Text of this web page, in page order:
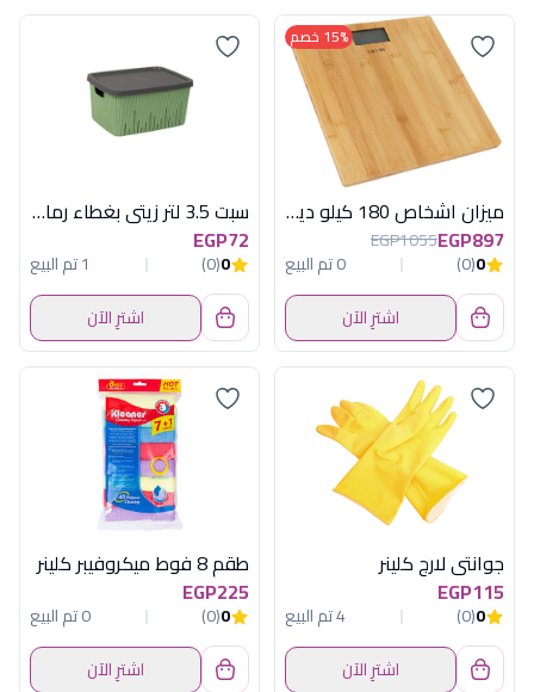
15% خصم
ميزان اشخاص 180 كيلو ديجيتال خشب
EGP897
EGP1055
0
(0)
0 تم البيع
اشترِ الآن
سبت 3.5 لتر زيتى بغطاء رمادى هيريفين
EGP72
0
(0)
1 تم البيع
اشترِ الآن
جوانتى لارج كلينر
EGP115
0
(0)
4 تم البيع
اشترِ الآن
طقم 8 فوط ميكروفيبر كلينر
EGP225
0
(0)
0 تم البيع
اشترِ الآن